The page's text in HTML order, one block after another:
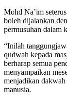
Mohd Na’im
boleh dijalankan
permusuhan dalam
“Inilah
qudwah kepada
berharap semua
menyampaikan
menjadikan
manusia.